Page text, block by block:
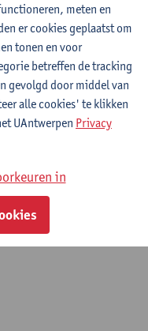
2
1
meten en
er cookies geplaatst om
tonen en voor
betreffen de tracking
gevolgd door middel van
alle cookies' te klikken
UAntwerpen Privacy
in